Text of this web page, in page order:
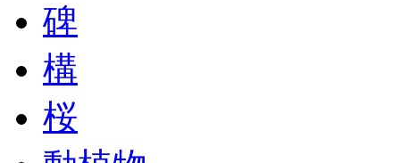
碑
構
桜